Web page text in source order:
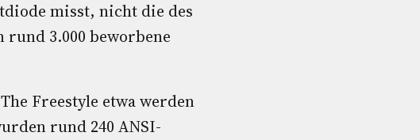
misst, nicht die des
rund 3.000 beworbene
Freestyle etwa werden
rund 240 ANSI-